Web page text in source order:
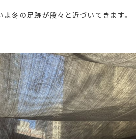
冬の足跡が段々と近づいてきます。